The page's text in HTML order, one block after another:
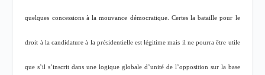
quelques concessions à la mouvance démocratique. Certes la bataille pour le
droit à la candidature à la présidentielle est légitime mais il ne pourra être utile
que s’il s’inscrit dans une logique globale d’unité de l’opposition sur la base